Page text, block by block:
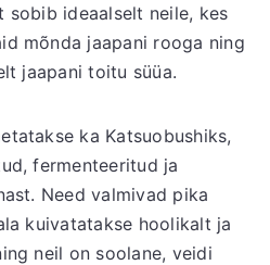
sobib ideaalselt neile, kes
mõnda jaapani rooga ning
jaapani toitu süüa.
ka Katsuobushiks,
fermenteeritud ja
Need valmivad pika
kuivatatakse hoolikalt ja
neil on soolane, veidi